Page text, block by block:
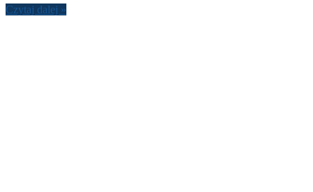
Czytaj dalej »